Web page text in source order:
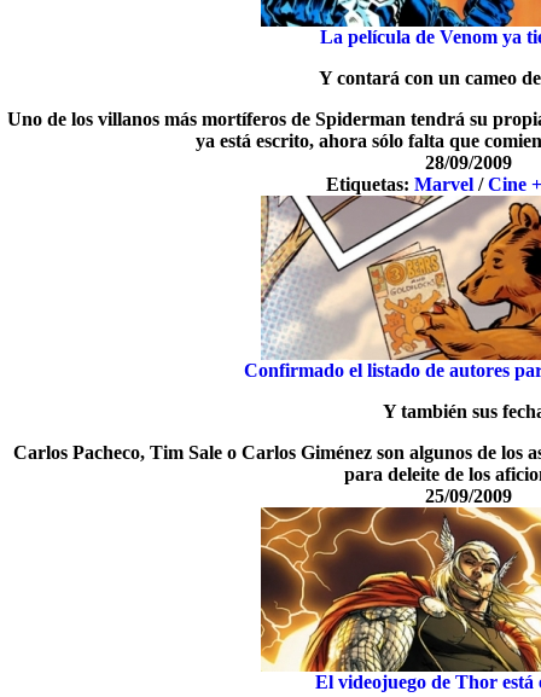
La película de Venom ya
Y contará con un cameo
Uno de los villanos más mortíferos de Spiderman tendrá su
ya está escrito, ahora sólo falta que
28/09/2009
Etiquetas:Marvel /Cine
Confirmado el listado de autores
Y también sus
Carlos Pacheco, Tim Sale o Carlos Giménez son algunos de
para deleite de los
25/09/2009
El videojuego de Thor está